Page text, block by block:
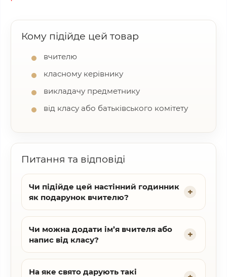
Кому підійде цей товар
вчителю
класному керівнику
викладачу предметнику
від класу або батьківського комітету
Питання та відповіді
Чи підійде цей настінний годинник
як подарунок вчителю?
Чи можна додати ім’я вчителя або
напис від класу?
На яке свято дарують такі